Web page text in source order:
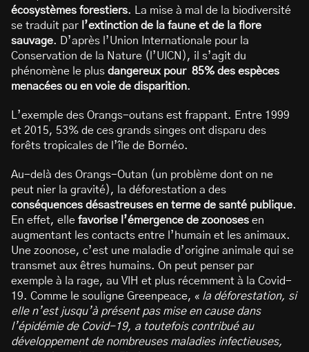
écosystèmes forestiers. La mise à mal de la biodiversité
se traduit par l’extinction de la faune et de la flore
sauvage. D’après l’Union Internationale pour la
Conservation de la Nature (l’UICN), il s’agit du
phénomène le plus dangereux pour 85% des espèces
menacées ou en voie de disparition.
L’exemple des Orangs-outans est frappant. Entre 1999
et 2015, 53% de ces grands singes ont disparu des
forêts tropicales de l’île de Bornéo.
Au-delà des Orangs-Outan (un problème dont on ne
peut nier la gravité), la déforestation a des
conséquences désastreuses en terme de santé publique.
En effet, elle favorise l’émergence de zoonoses en
augmentant les contacts entre l’humain et les animaux.
Une zoonose, c’est une maladie d’origine animale qui se
transmet aux êtres humains. On peut penser par
exemple à la rage, au VIH et plus récemment à la Covid-
19. Comme le souligne Greenpeace, « la déforestation, si
elle n’est jusqu’à présent pas mise en cause dans
l’épidémie de Covid-19, a toutefois contribué au
développement de nombreuses maladies infectieuses,